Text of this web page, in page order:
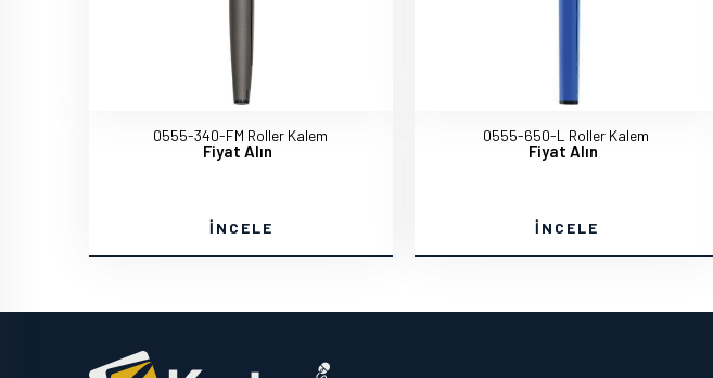
0555-340-FM Roller Kalem
Fiyat Alın
İNCELE
0555-650-L Roller Kalem
Fiyat Alın
İNCELE